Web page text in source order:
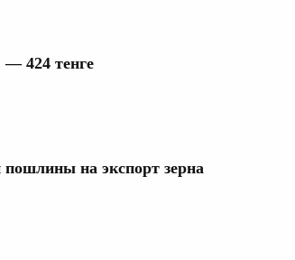
— 424 тенге
на экспорт зерна